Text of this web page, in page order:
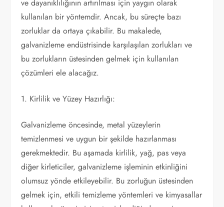
ve dayanıklılığının artırılması için yaygın olarak
kullanılan bir yöntemdir. Ancak, bu süreçte bazı
zorluklar da ortaya çıkabilir. Bu makalede,
galvanizleme endüstrisinde karşılaşılan zorlukları ve
bu zorlukların üstesinden gelmek için kullanılan
çözümleri ele alacağız.
1. Kirlilik ve Yüzey Hazırlığı:
Galvanizleme öncesinde, metal yüzeylerin
temizlenmesi ve uygun bir şekilde hazırlanması
gerekmektedir. Bu aşamada kirlilik, yağ, pas veya
diğer kirleticiler, galvanizleme işleminin etkinliğini
olumsuz yönde etkileyebilir. Bu zorluğun üstesinden
gelmek için, etkili temizleme yöntemleri ve kimyasallar